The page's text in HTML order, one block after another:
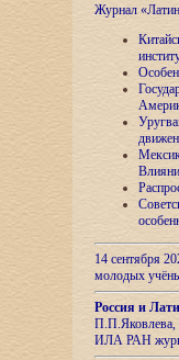
Журнал
14 сентября
молодых
Россия и
П.П.Яковлева,
ИЛА РАН